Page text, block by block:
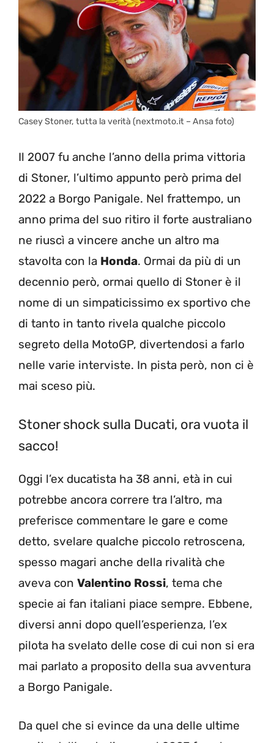
Casey Stoner, tutta la verità (nextmoto.it – Ansa foto)
Il 2007 fu anche l’anno della prima vittoria
di Stoner, l’ultimo appunto però prima del
2022 a Borgo Panigale. Nel frattempo, un
anno prima del suo ritiro il forte australiano
ne riuscì a vincere anche un altro ma
stavolta con la Honda. Ormai da più di un
decennio però, ormai quello di Stoner è il
nome di un simpaticissimo ex sportivo che
di tanto in tanto rivela qualche piccolo
segreto della MotoGP, divertendosi a farlo
nelle varie interviste. In pista però, non ci è
mai sceso più.
Stoner shock sulla Ducati, ora vuota il
sacco!
Oggi l’ex ducatista ha 38 anni, età in cui
potrebbe ancora correre tra l’altro, ma
preferisce commentare le gare e come
detto, svelare qualche piccolo retroscena,
spesso magari anche della rivalità che
aveva con Valentino Rossi, tema che
specie ai fan italiani piace sempre. Ebbene,
diversi anni dopo quell’esperienza, l’ex
pilota ha svelato delle cose di cui non si era
mai parlato a proposito della sua avventura
a Borgo Panigale.
Da quel che si evince da una delle ultime